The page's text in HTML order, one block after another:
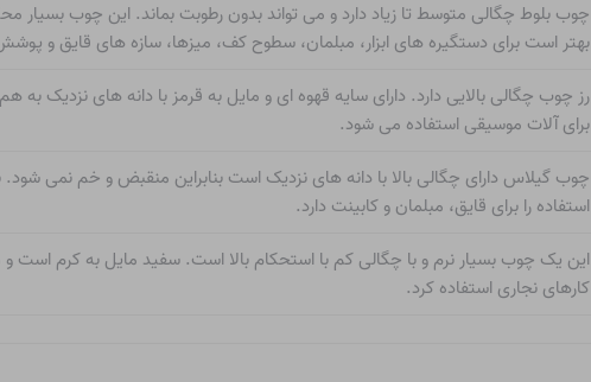
چوب بلوط چگالی متوسط ​​تا زیاد دارد و می تواند بدون رطوبت بماند. این چوب
بهتر است برای دستگیره های ابزار، مبلمان، سطوح کف، میزها، سازه های قایق و
رز چوب چگالی بالایی دارد. دارای سایه قهوه ای و مایل به قرمز با دانه های نزدیک به
برای آلات موسیقی استفاده می شود.
چوب گیلاس دارای چگالی بالا با دانه های نزدیک است بنابراین منقبض و خم نمی
استفاده را برای قایق، مبلمان و کابینت دارد.
این یک چوب بسیار نرم و با چگالی کم با استحکام بالا است. سفید مایل به کرم است
کارهای نجاری استفاده کرد.